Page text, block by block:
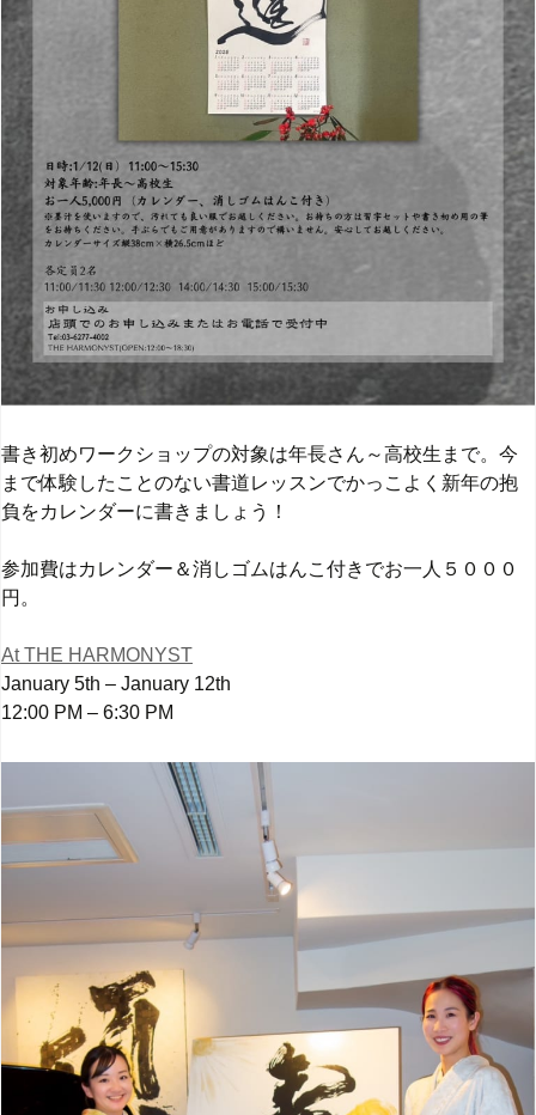
書き初めワークショップの対象は年長さん～高校生まで。今
まで体験したことのない書道レッスンでかっこよく新年の抱
負をカレンダーに書きましょう！
参加費はカレンダー＆消しゴムはんこ付きでお一人５０００
円。
At THE HARMONYST
January 5th – January 12th
12:00 PM – 6:30 PM